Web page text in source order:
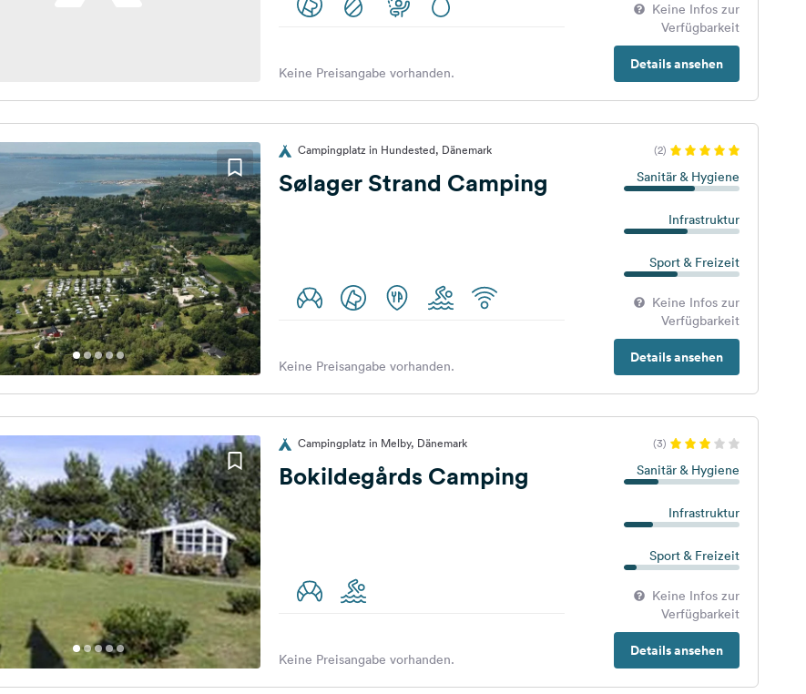
Keine Infos zur
Verfügbarkeit
Details ansehen
Keine Preisangabe vorhanden.
Campingplatz in Hundested, Dänemark (2)
Sølager Strand Camping Sanitär & Hygiene
Infrastruktur
Sport & Freizeit
Keine Infos zur
Verfügbarkeit
Details ansehen
Keine Preisangabe vorhanden.
Campingplatz in Melby, Dänemark (3)
Bokildegårds Camping Sanitär & Hygiene
Infrastruktur
Sport & Freizeit
Keine Infos zur
Verfügbarkeit
Details ansehen
Keine Preisangabe vorhanden.